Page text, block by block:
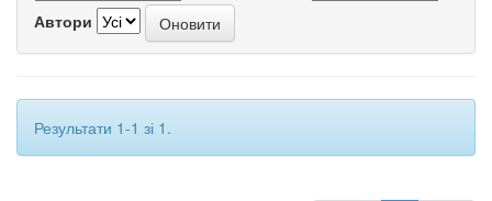
Автори
Результати 1-1 зі 1.